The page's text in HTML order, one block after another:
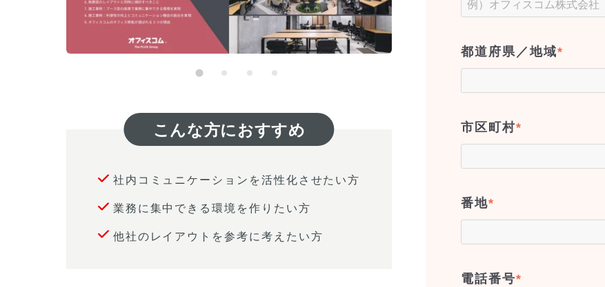
こんな方におすすめ
社内コミュニケーションを活性化させたい方
業務に集中できる環境を作りたい方
他社のレイアウトを参考に考えたい方
都道府県／地域*
市区町村*
番地*
電話番号*